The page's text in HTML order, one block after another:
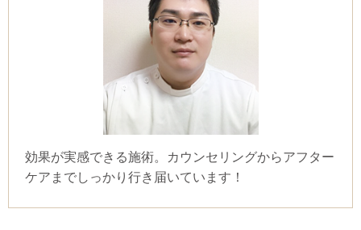
効果が実感できる施術。カウンセリングからアフター
ケアまでしっかり行き届いています！